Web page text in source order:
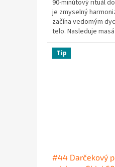
90-minútový rituál
je zmyselný
začína vedomým
telo. Nasleduje
ľahkými prírodnými...
Tip
#44 Darčekový